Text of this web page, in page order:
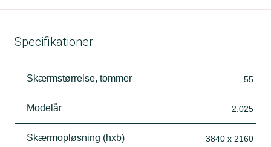
Specifikationer
Skærmstørrelse, tommer 55
Modelår 2.025
Skærmopløsning (hxb) 3840 x 2160